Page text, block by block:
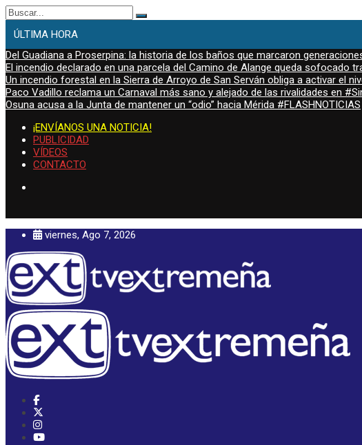
Buscar:
ÚLTIMA HORA
Del Guadiana a Proserpina: la historia de los baños que marcaron
El incendio declarado en una parcela del Camino de Alange queda sofocado
Un incendio forestal en la Sierra de Arroyo de San Serván obliga a activar el
Paco Vadillo reclama un Carnaval más sano y alejado de las rivalidades en
Osuna acusa a la Junta de mantener un “odio” hacia Mérida #FLASHNOTICIAS
¡ENVÍANOS UNA NOTICIA!
PUBLICIDAD
VÍDEOS
CONTACTO
viernes, Ago 7, 2026